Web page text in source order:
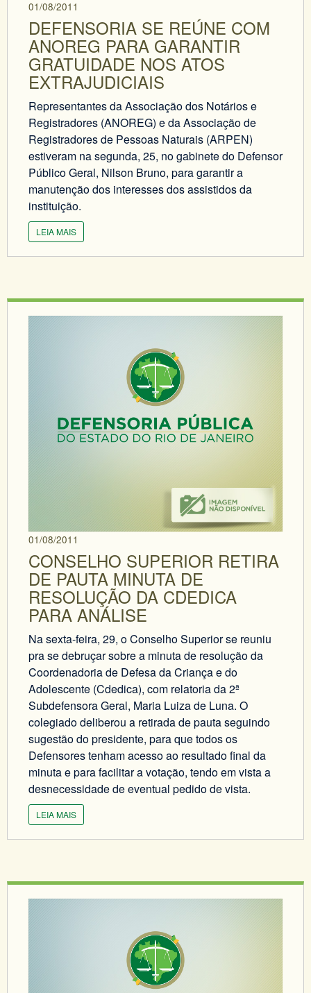
01/08/2011
DEFENSORIA SE REÚNE COM
ANOREG PARA GARANTIR
GRATUIDADE NOS ATOS
EXTRAJUDICIAIS
Representantes da Associação dos Notários e
Registradores (ANOREG) e da Associação de
Registradores de Pessoas Naturais (ARPEN)
estiveram na segunda, 25, no gabinete do Defensor
Público Geral, Nilson Bruno, para garantir a
manutenção dos interesses dos assistidos da
instituição.
LEIA MAIS
01/08/2011
CONSELHO SUPERIOR RETIRA
DE PAUTA MINUTA DE
RESOLUÇÃO DA CDEDICA
PARA ANÁLISE
Na sexta-feira, 29, o Conselho Superior se reuniu
pra se debruçar sobre a minuta de resolução da
Coordenadoria de Defesa da Criança e do
Adolescente (Cdedica), com relatoria da 2ª
Subdefensora Geral, Maria Luiza de Luna. O
colegiado deliberou a retirada de pauta seguindo
sugestão do presidente, para que todos os
Defensores tenham acesso ao resultado final da
minuta e para facilitar a votação, tendo em vista a
desnecessidade de eventual pedido de vista.
LEIA MAIS